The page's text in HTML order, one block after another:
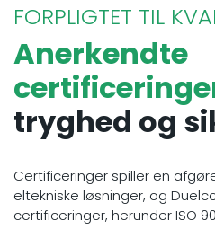
FORPLIGTET TIL
Anerkendte
tryghed og
Certificeringer spiller en
eltekniske løsninger, og
certificeringer, herunder ISO